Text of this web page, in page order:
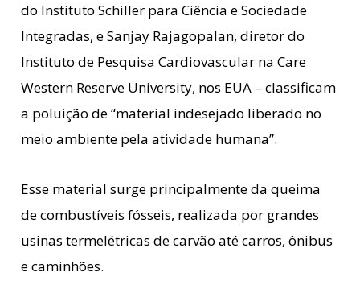
do Instituto Schiller para Ciência e Sociedade
Integradas, e Sanjay Rajagopalan, diretor do
Instituto de Pesquisa Cardiovascular na Care
Western Reserve University, nos EUA – classificam
a poluição de “material indesejado liberado no
meio ambiente pela atividade humana”.
Esse material surge principalmente da queima
de combustíveis fósseis, realizada por grandes
usinas termelétricas de carvão até carros, ônibus
e caminhões.